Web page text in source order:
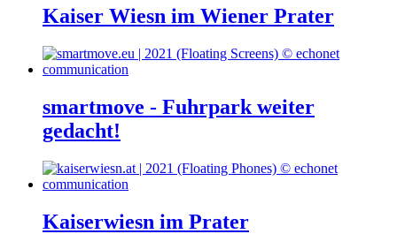
Kaiser Wiesn im Wiener Prater
smartmove - Fuhrpark weiter
gedacht!
Kaiserwiesn im Prater